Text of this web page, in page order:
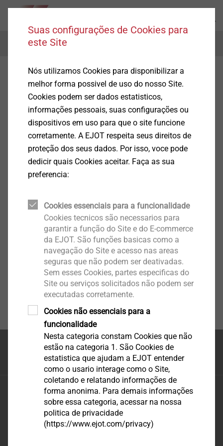
Menu
Topo da página
EJOT-FEY Sistemas de Fixação Ltda
Rod. BR470 – km 73,63 – n°3620 – Galpão 02
Bairro Estradinha
CEP 89083-285 Indaial, SC - Brasil
Suas configurações de Cookies para
este Site
Nós utilizamos Cookies para disponibilizar a
melhor forma possivel de uso do nosso Site.
Cookies podem ser dados estatisticos,
informações pessoais, suas configurações ou
dispositivos em uso para que o site funcione
corretamente. A EJOT respeita seus direitos de
proteção dos seus dados. Por isso, voce pode
dedicir quais Cookies aceitar. Faça as sua
preferencia:
Cookies essenciais para a funcionalidade
Cookies tecnicos são necessarios para
garantir a função do Site e do E-commerce
da EJOT. São funções basicas como a
navegação do Site e acesso nas areas
seguras que não podem ser deativadas.
Sem esses Cookies, partes especificas do
Site ou serviços solicitados não podem ser
executadas corretamente.
Cookies não essenciais para a
funcionalidade
Nesta categoria constam Cookies que não
estão na categoria 1. São Cookies de
estatistica que ajudam a EJOT entender
como o usario interage como o Site,
coletando e relatando informações de
forma anonima. Para demais informações
sobre essa categoria, acessar na nossa
politica de privacidade
(https://www.ejot.com/privacy)